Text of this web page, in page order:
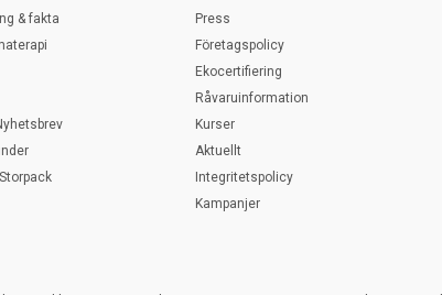
& fakta
Press
Företagspolicy
Ekocertifiering
Råvaruinformation
Kurser
Aktuellt
Integritetspolicy
Kampanjer